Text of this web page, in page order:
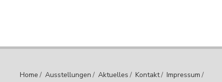
Home / Ausstellungen / Aktuelles / Kontakt/ Impressum /